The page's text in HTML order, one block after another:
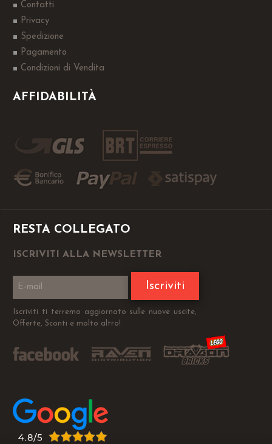
Contatti
Privacy
Spedizione
Pagamento
Condizioni di Vendita
AFFIDABILITÀ
RESTA COLLEGATO
ISCRIVITI ALLA NEWSLETTER
Iscriviti
Iscriviti ti terremo aggiornato sulle nuove uscite,
Offerte, Sconti e molto altro!